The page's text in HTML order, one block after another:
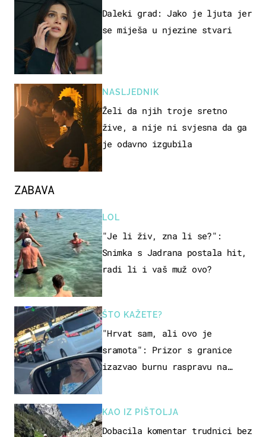
ZABAVA
LOL
"Je li živ, zna li se?":
Snimka s Jadrana postala hit,
radi li i vaš muž ovo?
ŠTO KAŽETE?
"Hrvat sam, ali ovo je
sramota": Prizor s granice
izazvao burnu raspravu na
KAO IZ PIŠTOLJA
Dobacila komentar trudnici bez
Daleki grad: Jako je ljuta jer
se miješa u njezine stvari
NASLJEDNIK
Želi da njih troje sretno
žive, a nije ni svjesna da ga
je odavno izgubila